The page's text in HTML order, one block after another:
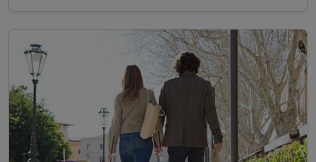
inkl. Aktivzeit in unserem Fitnessraum
inkl. WLAN